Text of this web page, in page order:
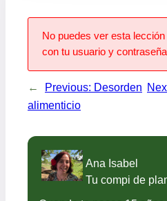
No puedes ver esta
con tu usuario y
← Previous: Desorden
alimenticio
Ana Isabel
Tu compi de